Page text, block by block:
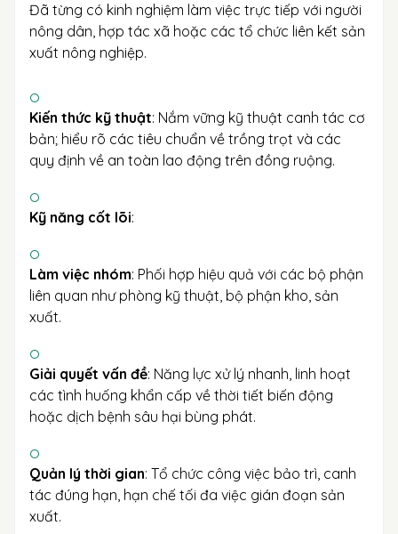
Đã từng có kinh nghiệm làm việc trực tiếp với người
nông dân, hợp tác xã hoặc các tổ chức liên kết sản
xuất nông nghiệp.
Kiến thức kỹ thuật: Nắm vững kỹ thuật canh tác cơ
bản; hiểu rõ các tiêu chuẩn về trồng trọt và các
quy định về an toàn lao động trên đồng ruộng.
Kỹ năng cốt lõi:
Làm việc nhóm: Phối hợp hiệu quả với các bộ phận
liên quan như phòng kỹ thuật, bộ phận kho, sản
xuất.
Giải quyết vấn đề: Năng lực xử lý nhanh, linh hoạt
các tình huống khẩn cấp về thời tiết biến động
hoặc dịch bệnh sâu hại bùng phát.
Quản lý thời gian: Tổ chức công việc bảo trì, canh
tác đúng hạn, hạn chế tối đa việc gián đoạn sản
xuất.